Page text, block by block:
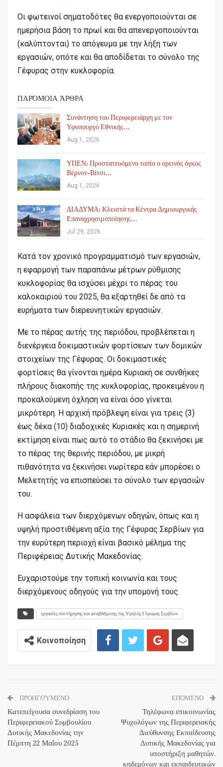
Οι φωτεινοί σηματοδότες θα ενεργοποιούνται σε
ημερήσια βάση το πρωί και θα απενεργοποιούνται
(καλύπτονται) το απόγευμα με την λήξη των
εργασιών, οπότε και θα αποδίδεται το σύνολο της
Γέφυρας στην κυκλοφορία.
ΠΑΡΌΜΟΙΑ ΆΡΘΡΑ
Συνάντηση του Περιφερειάρχη με τον
Υφυπουργό Εθνικής…
Aug 1, 2026
ΥΠΕΝ: Προστατευόμενο τοπίο ο ορεινός όγκος
Βέρνον-Βίτσι…
Aug 1, 2026
ΔΙΑΔΥΜΑ: Κλειστά τα Κέντρα Δημιουργικής
Επαναχρησιμοποίησης…
Jul 29, 2026
Κατά τον χρονικό προγραμματισμό των εργασιών,
η εφαρμογή των παραπάνω μέτρων ρύθμισης
κυκλοφορίας θα ισχύσει μέχρι το πέρας του
καλοκαιριού του 2025, θα εξαρτηθεί δε από τα
ευρήματα των διερευνητικών εργασιών.
Με το πέρας αυτής της περιόδου, προβλέπεται η
διενέργεια δοκιμαστικών φορτίσεων των δομικών
στοιχείων της Γέφυρας. Οι δοκιμαστικές
φορτίσεις θα γίνονται ημέρα Κυριακή σε συνθήκες
πλήρους διακοπής της κυκλοφορίας, προκειμένου η
προκαλούμενη όχληση να είναι όσο γίνεται
μικρότερη. Η αρχική πρόβλεψη είναι για τρεις (3)
έως δέκα (10) διαδοχικές Κυριακές και η σημερινή
εκτίμηση είναι πως αυτό το στάδιο θα ξεκινήσει με
το πέρας της θερινής περιόδου, με μικρή
πιθανότητα να ξεκινήσει νωρίτερα εάν μπορέσει ο
Μελετητής να επισπεύσει το σύνολο των εργασιών
του.
Η ασφάλεια των διερχόμενων οδηγών, όπως και η
υψηλή προστιθέμενη αξία της Γέφυρας Σερβίων για
την ευρύτερη περιοχή είναι βασικό μέλημα της
Περιφέρειας Δυτικής Μακεδονίας.
Ευχαριστούμε την τοπική κοινωνία και τους
διερχόμενους οδηγούς για την υπομονή τους.
εργασίες συντήρησης και αναβάθμισης της Υψηλής Γέφυρας Σερβίων
Κοινοποίηση
ΠΡΟΗΓΟΎΜΕΝΟ
Κατεπείγουσα συνεδρίαση του
Περιφερειακού Συμβουλίου
Δυτικής Μακεδονίας την
Πέμπτη 22 Μαΐου 2025
ΕΠΌΜΕΝΟ
Τηλέφωνα επικοινωνίας
Ψυχολόγων της Περιφερειακής
Διεύθυνσης Εκπαίδευσης
Δυτικής Μακεδονίας για
υποστήριξη μαθητών,
κηδεμόνων και εκπαιδευτικών